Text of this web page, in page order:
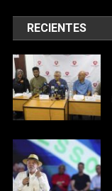
RECIENTES